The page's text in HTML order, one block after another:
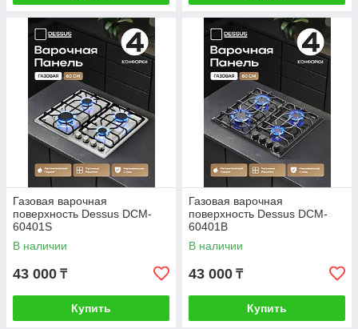
Газовая варочная
поверхность Dessus DCM-
60401S
В наличии
43 000 ₸
Купить
Газовая варочная
поверхность Dessus DCM-
60401B
В наличии
43 000 ₸
Купить